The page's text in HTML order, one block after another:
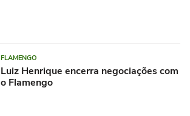
FLAMENGO
Luiz Henrique encerra negociações com
o Flamengo